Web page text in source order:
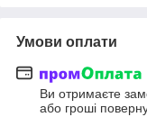
Умови оплати
Ви отримаєте
або гроші